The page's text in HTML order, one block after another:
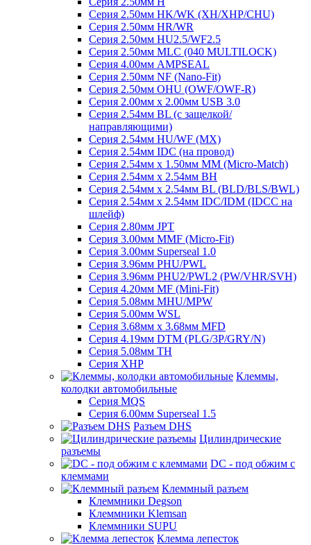
Серия 2.50мм HK/WK (XH/XHP/CHU)
Серия 2.50мм HR/WR
Серия 2.50мм HU2.5/WF2.5
Серия 2.50мм MLC (040 MULTILOCK)
Серия 4.00мм AMPSEAL
Серия 2.50мм NF (Nano-Fit)
Серия 2.50мм OHU (OWF/OWF-R)
Серия 2.00мм x 2.00мм USB 3.0
Серия 2.54мм BL (с защелкой/
направляющими)
Серия 2.54мм HU/WF (MX)
Серия 2.54мм IDC (на провод)
Серия 2.54мм х 1.50мм MM (Micro-Match)
Серия 2.54мм х 2.54мм BH
Серия 2.54мм х 2.54мм BL (BLD/BLS/BWL)
Серия 2.54мм х 2.54мм IDC/IDM (IDCC на
шлейф)
Серия 2.80мм JPT
Серия 3.00мм MMF (Micro-Fit)
Серия 3.00мм Superseal 1.0
Серия 3.96мм PHU/PWL
Серия 3.96мм PHU2/PWL2 (PW/VHR/SVH)
Серия 4.20мм MF (Mini-Fit)
Серия 5.08мм MHU/MPW
Серия 5.00мм WSL
Серия 3.68мм х 3.68мм MFD
Серия 4.19мм DTM (PLG/3P/GRY/N)
Серия 5.08мм TH
Серия XHP
Клеммы,
колодки автомобильные
Серия MQS
Серия 6.00мм Superseal 1.5
Разъем DHS
Цилиндрические
разъемы
DC - под обжим с
клеммами
Клеммный разъем
Клеммники Degson
Клеммники Klemsan
Клеммники SUPU
Клемма лепесток